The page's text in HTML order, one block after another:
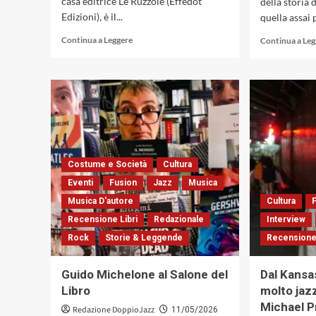
Edizioni), è il...
Continua a LeggereLeggi
su
Reno
Brandoni,
esplorare
la
musica
e
le
parole
quella assai
Continua a
Costume e Società
Cultura
Eventi
Fusion Jazz
Musica
Musica D'autore
Recensione Libri
Redazionale
Rock
Storie & Leggende
Guido Michelone al Salone del
Libro
Redazione DoppioJazz 11/05/2026
Cultura
Interview
Dal
molto
Michael